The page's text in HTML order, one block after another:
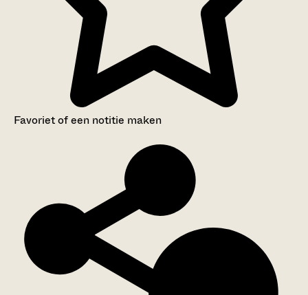
Favoriet of een notitie maken